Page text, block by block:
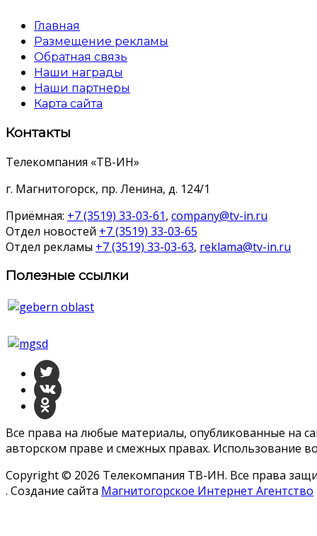
Главная
Размещение рекламы
Обратная связь
Наши награды
Наши партнеры
Карта сайта
Контакты
Телекомпания «ТВ-ИН»
г. Магнитогорск, пр. Ленина, д. 124/1
Приёмная: +7 (3519) 33-03-61, company@tv-in.ru
Отдел новостей +7 (3519) 33-03-65
Отдел рекламы +7 (3519) 33-03-63, reklama@tv-in.ru
Полезные ссылки
Все права на любые материалы, опубликованные на
авторском праве и смежных правах. Использование
Copyright © 2026 Телекомпания ТВ-ИН. Все права
. Создание сайта Магнитогорское Интернет Агентство